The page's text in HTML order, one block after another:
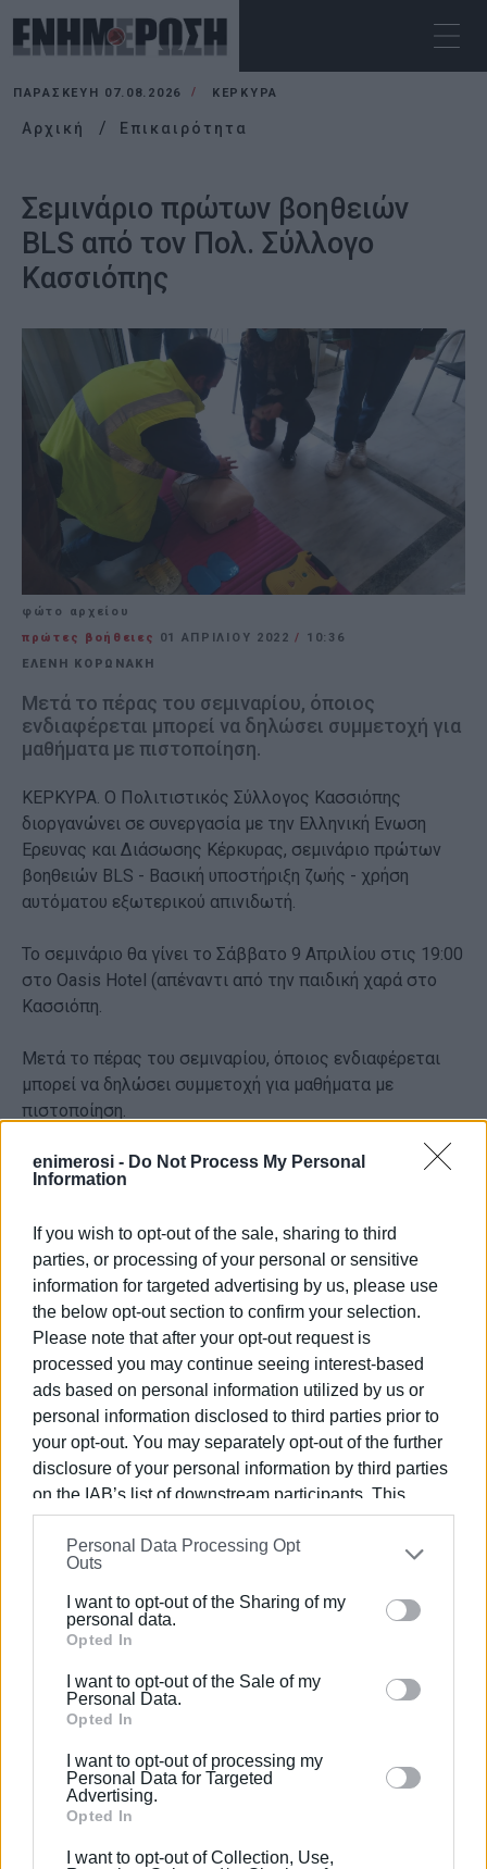
enimerosi - Do Not Process My Personal
Information
If you wish to opt-out of the sale, sharing to third
parties, or processing of your personal or sensitive
information for targeted advertising by us, please use
the below opt-out section to confirm your selection.
Please note that after your opt-out request is
processed you may continue seeing interest-based
ads based on personal information utilized by us or
personal information disclosed to third parties prior to
your opt-out. You may separately opt-out of the further
disclosure of your personal information by third parties
on the IAB’s list of downstream participants. This
information may also be disclosed by us to third parties
on theIAB’s List of Downstream Participants
that may
further disclose it to other third parties.
Please note that this website/app uses one or more
Google services and may gather and store information
behaviour. You may click to grant or deny consent to
Google and its third-party tags to use your data for
section.
Personal Data Processing Opt
Outs
I want to opt-out of the Sharing of my
personal data.
Opted In
I want to opt-out of the Sale of my
Personal Data.
Opted In
I want to opt-out of processing my
Personal Data for Targeted
Advertising.
Opted In
I want to opt-out of Collection, Use,
ΠΑΡΑΣΚΕΥΉ 07.08.2026 ΚΕΡΚΥΡΑ
Αρχική Επικαιρότητα
Σεμινάριο πρώτων βοηθειών
BLS από τον Πολ. Σύλλογο
Κασσιόπης
φώτο αρχείου
πρώτες βοήθειες
01 ΑΠΡΙΛΊΟΥ 2022/ 10:36
ΕΛΕΝΗ ΚΟΡΩΝΑΚΗ
Μετά το πέρας του σεμιναρίου, όποιος
ενδιαφέρεται μπορεί να δηλώσει συμμετοχή για
μαθήματα με πιστοποίηση.
ΚΕΡΚΥΡΑ. Ο Πολιτιστικός Σύλλογος Κασσιόπης
διοργανώνει σε συνεργασία με την Ελληνική Ενωση
Ερευνας και Διάσωσης Κέρκυρας, σεμινάριο πρώτων
βοηθειών BLS - Βασική υποστήριξη ζωής - χρήση
αυτόματου εξωτερικού απινιδωτή.
Το σεμινάριο θα γίνει το Σάββατο 9 Απριλίου στις 19:00
στο Oasis Hotel (απέναντι από την παιδική χαρά στο
Κασσιόπη.
Μετά το πέρας του σεμιναρίου, όποιος ενδιαφέρεται
μπορεί να δηλώσει συμμετοχή για μαθήματα με
πιστοποίηση.
ΕΛΕΝΗ ΚΟΡΩΝΑΚΗ
Εργάζεται στις Εκδόσεις Ενημέρωση από το
1990 σε θέσεις υψηλής ευθύνης. Ειδικεύεται στις
δημόσιες σχέσεις, το ελεύθερο και το
καλλιτεχνικό ρεπορτάζ.